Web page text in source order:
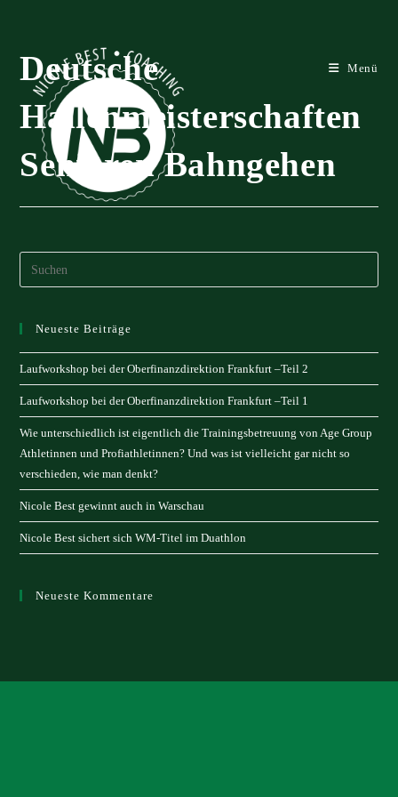
springen
Menü
Deutsche
Hallenmeisterschaften
Senioren Bahngehen
Neueste Beiträge
Laufworkshop bei der Oberfinanzdirektion Frankfurt –Teil 2
Laufworkshop bei der Oberfinanzdirektion Frankfurt –Teil 1
Wie unterschiedlich ist eigentlich die Trainingsbetreuung von Age Group
Athletinnen und Profiathletinnen? Und was ist vielleicht gar nicht so
verschieden, wie man denkt?
Nicole Best gewinnt auch in Warschau
Nicole Best sichert sich WM-Titel im Duathlon
Neueste Kommentare